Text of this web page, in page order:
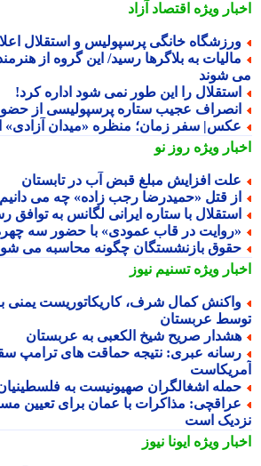
ویژهاقتصاد آزاد
خانگی پرسپولیس و استقلال اعلام
به بلاگرها رسید/ این گروه از
شوند
را این طور نمی شود اداره کرد!
عجیب ستاره پرسپولیسی از حضور در
سفر زمان؛ منظره «میدان آزادی» از
ویژهروز نو
افزایش مبلغ قبض آب در تابستان
قتل «حمیدرضا رجب زاده» چه می دانیم؟
با ستاره ایرانی لگانس به توافق رسید
در قاب عمودی» با حضور سه چهره
بازنشستگان چگونه محاسبه می شود؟
ویژهتسنیم نیوز
کمال شرف، کاریکاتوریست یمنی به
عربستان
صریح شیخ الکعبی به عربستان
عبری: نتیجه حماقت های ترامپ
اشغالگران صهیونیست به فلسطینیان و
مذاکرات با عمان برای تعیین مسیر
است
ویژهایونا نیوز